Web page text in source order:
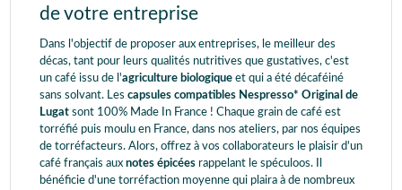
de votre entreprise
Dans l'objectif de proposer aux entreprises, le meilleur des
décas, tant pour leurs qualités nutritives que gustatives, c'est
un café issu de l'agriculture biologique et qui a été décaféiné
sans solvant. Les capsules compatibles Nespresso* Original de
Lugat sont 100% Made In France ! Chaque grain de café est
torréfié puis moulu en France, dans nos ateliers, par nos équipes
de torréfacteurs. Alors, offrez à vos collaborateurs le plaisir d'un
café français aux notes épicées rappelant le spéculoos. Il
bénéficie d'une torréfaction moyenne qui plaira à de nombreux